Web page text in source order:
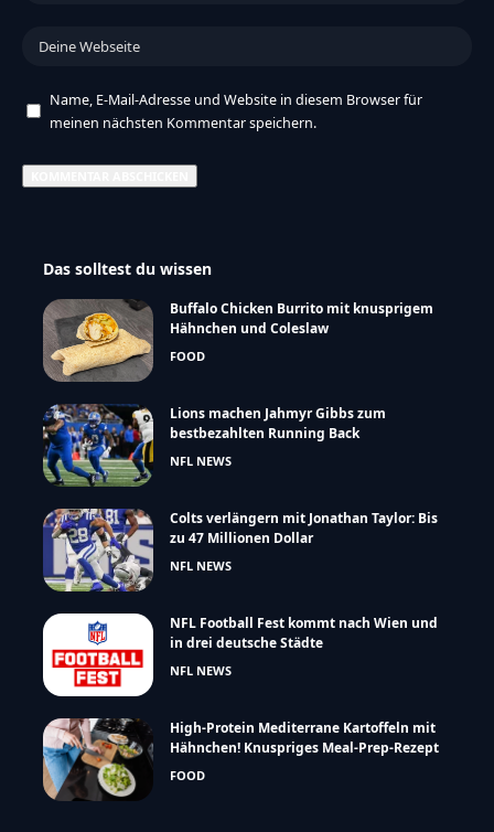
Name, E-Mail-Adresse und Website in diesem Browser für
meinen nächsten Kommentar speichern.
Das solltest du wissen
Buffalo Chicken Burrito mit knusprigem
Hähnchen und Coleslaw
FOOD
Lions machen Jahmyr Gibbs zum
bestbezahlten Running Back
NFL NEWS
Colts verlängern mit Jonathan Taylor: Bis
zu 47 Millionen Dollar
NFL NEWS
NFL Football Fest kommt nach Wien und
in drei deutsche Städte
NFL NEWS
High-Protein Mediterrane Kartoffeln mit
Hähnchen! Knuspriges Meal-Prep-Rezept
FOOD